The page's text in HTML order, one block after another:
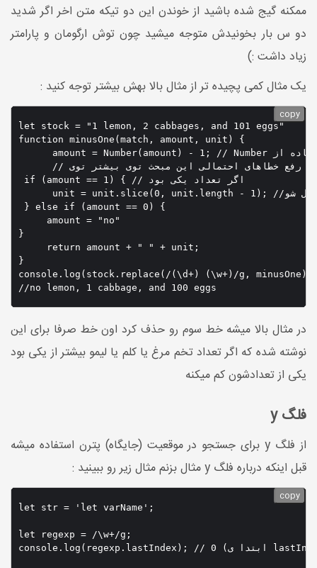
ممکنه گیج شده باشید از خوندن این دو تیکه متن اخر اگر شدید
دو س بار بخونیدش متوجه میشید چون توش ارگومان و پارامتر
زیاد داشت :)
یک مثال کمی پچیده تر از مثال بالا بهش بیشتر توجه کنید :
let stock = "1 lemon, 2 cabbages, and 101 eggs"
function minusOne(match, amount, unit) {
      amount = Number(amount) - 1; // Number از تعداد یکی کم کن  دلیل استفاده از
      // رفع خطاهای احتمالی این مبحث توی بیشتر توی error handling کارایی داره
if (amount == 1) { // اگر تعداد یکی بود
      unit = unit.slice(0, unit.length - 1); //از صفرمین مقدار تا یکی مانده به اخری رو شامل شو
} else if (amount == 0) {
     amount = "no"
}
     return amount + " " + unit;
}
console.log(stock.replace(/(\d+) (\w+)/g, minusOne))
//no lemon, 1 cabbage, and 100 eggs
copy
در مثال بالا میشه خط سوم رو حذف کرد اون خط صرفا برای این
نوشته شده که اگر تعداد تخم مرغ یا کلم یا لیمو بیشتر از یکی بود
یکی از تعدادشون کم میکنه
فلگ y
از فلگ y برای جستجو در موقعیت (جایگاه) پترن استفاده میشه
قبل اینکه درباره فلگ y مثال بزنم مثال زیر رو ببینید :
let str = 'let varName';
let regexp = /\w+/g;
console.log(regexp.lastIndex); // 0 (ابتدا ی lastIndex=0)
copy